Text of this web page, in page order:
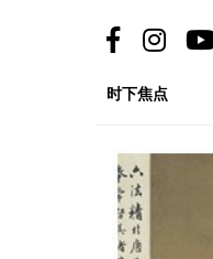
时下焦点